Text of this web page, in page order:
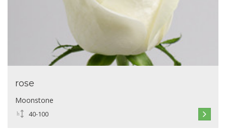
rose
Moonstone
40-100